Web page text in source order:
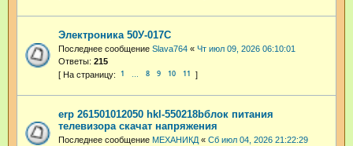
Электроника 50У-017С
Последнее сообщение Slava764 « Чт июл 09, 2026 06:10:01
Ответы: 215
1 8 9 10 11
erp 261501012050 hkl-550218bблок питания
телевизора скачат напряжения
Последнее сообщение МЕХАНИКД« Сб июл 04, 2026 21:22:29